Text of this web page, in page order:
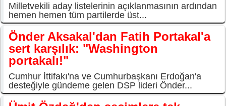
Milletvekili aday listelerinin açıklanmasının ardından
hemen hemen tüm partilerde üst...
Önder Aksakal'dan Fatih Portakal'a
sert karşılık: "Washington
portakalı!"
Cumhur İttifakı'na ve Cumhurbaşkanı Erdoğan'a
desteğiyle gündeme gelen DSP lideri Önder...